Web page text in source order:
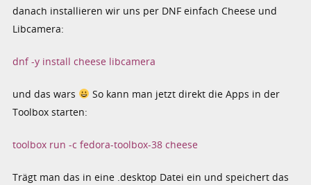
danach installieren wir uns per DNF einfach Cheese und
Libcamera:
dnf -y install cheese libcamera
und das wars
So kann man jetzt direkt die Apps in der
Toolbox starten:
toolbox run -c fedora-toolbox-38 cheese
Trägt man das in eine .desktop Datei ein und speichert das